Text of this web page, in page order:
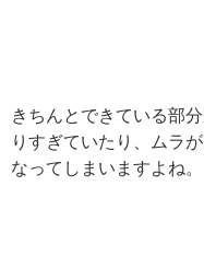
きちんとできている部
りすぎていたり、ムラ
なってしまいますよね。